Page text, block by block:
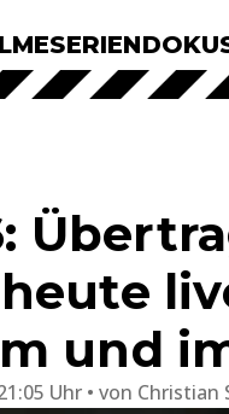
SERIEN
und
Uhr von Christian